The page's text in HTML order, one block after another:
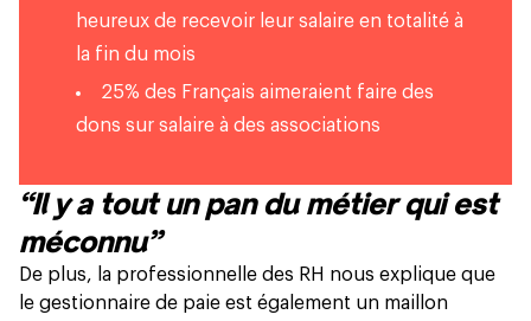
heureux de recevoir leur salaire en totalité à
la fin du mois
25% des Français aimeraient faire des
dons sur salaire à des associations
“Il y a tout un pan du métier qui est
méconnu”
De plus, la professionnelle des RH nous explique que
le gestionnaire de paie est également un maillon